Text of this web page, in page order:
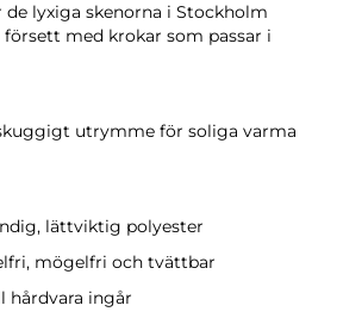
lyxiga skenorna i Stockholm
med krokar som passar i
utrymme för soliga varma
lättviktig polyester
mögelfri och tvättbar
hårdvara ingår